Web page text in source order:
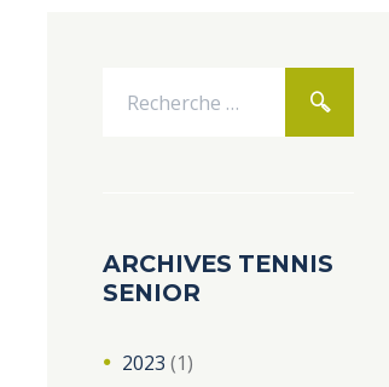
ARCHIVES TENNIS
SENIOR
2023 (1)